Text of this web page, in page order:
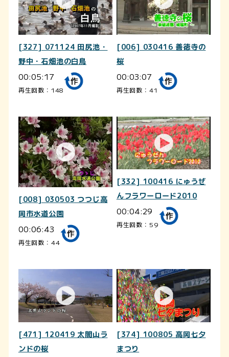
[327] 071124 田尻池・
野中・石畑池の白鳥
00:05:17
再生回数：148
[006] 030416 善徳寺の
桜
00:03:07
再生回数：41
[008] 030503 つつじ高
岡市水道公園
00:06:43
再生回数：44
[332] 100416 にゅうぜ
んフラワーロード2010
00:04:29
再生回数：59
[471] 120419 太閤山ラ
ンドの桜
[374] 100805 高岡七夕
まつり